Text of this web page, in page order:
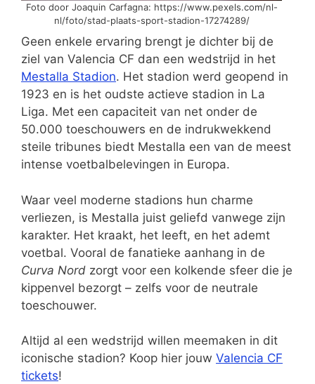
Foto door Joaquin Carfagna: https://www.pexels.com/nl-
nl/foto/stad-plaats-sport-stadion-17274289/
Geen enkele ervaring brengt je dichter bij de
ziel van Valencia CF dan een wedstrijd in het
Mestalla Stadion. Het stadion werd geopend in
1923 en is het oudste actieve stadion in La
Liga. Met een capaciteit van net onder de
50.000 toeschouwers en de indrukwekkend
steile tribunes biedt Mestalla een van de meest
intense voetbalbelevingen in Europa.
Waar veel moderne stadions hun charme
verliezen, is Mestalla juist geliefd vanwege zijn
karakter. Het kraakt, het leeft, en het ademt
voetbal. Vooral de fanatieke aanhang in de
Curva Nord zorgt voor een kolkende sfeer die je
kippenvel bezorgt – zelfs voor de neutrale
toeschouwer.
Altijd al een wedstrijd willen meemaken in dit
iconische stadion? Koop hier jouw Valencia CF
tickets!